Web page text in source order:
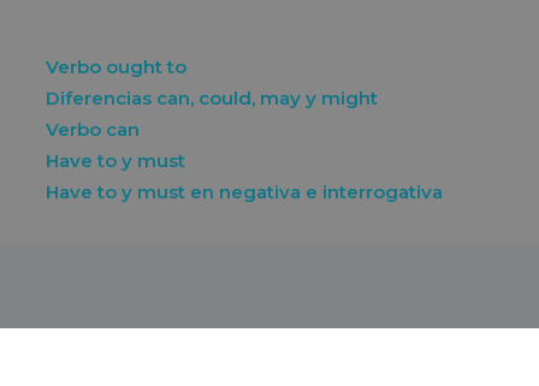
Verbo ought to
Diferencias can, could, may y might
Verbo can
Have to y must
Have to y must en negativa e interrogativa